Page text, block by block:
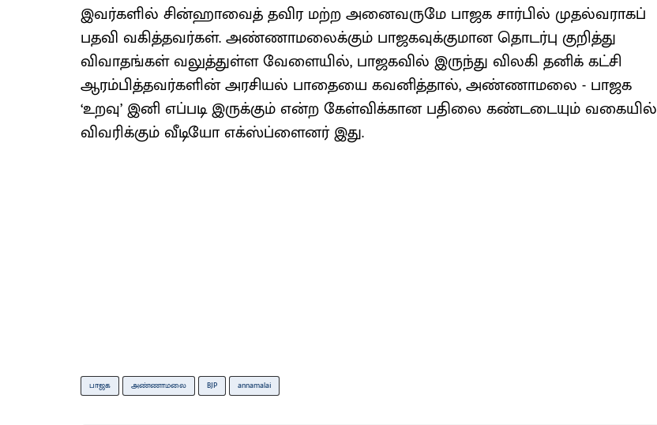
இவர்களில் சின்​ஹா​வைத் தவிர மற்ற அனை​வருமே பாஜக சார்​பில் முதல்​வ​ராகப்
பதவி வகித்​தவர்​கள். அண்ணாமலைக்கும் பாஜகவுக்குமான தொடர்பு குறித்து
விவாதங்கள் வலுத்துள்ள வேளையில், பாஜகவில் இருந்து விலகி தனிக் கட்சி
ஆரம்பித்தவர்களின் அரசியல் பாதையை கவனித்தால், அண்ணாமலை - பாஜக
‘உறவு’ இனி எப்படி இருக்கும் என்ற கேள்விக்கான பதிலை கண்டடையும் வகையில்
விவரிக்கும் வீடியோ எக்ஸ்ப்ளைனர் இது.
பாஜக அண்ணாமலை BJP annamalai